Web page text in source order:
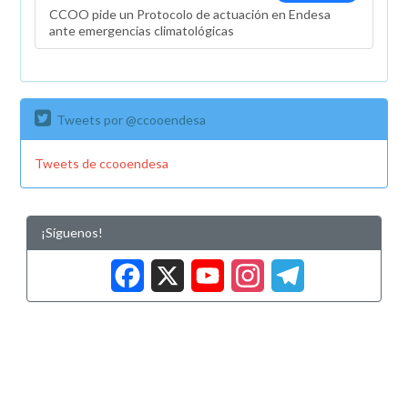
CCOO pide un Protocolo de actuación en Endesa
ante emergencias climatológicas
Tweets por @ccooendesa
Tweets de ccooendesa
¡Síguenos!
Facebook
X